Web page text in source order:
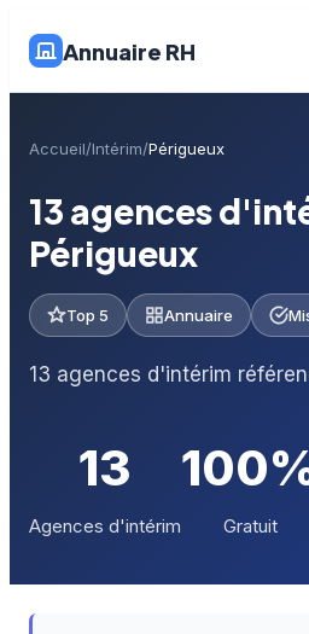
Annuaire RH
Accueil Intérim Périgueux
13 agences
Périgueux
Top 5 Annuaire
13 agences d'intérim
13
Agences d'intérim Gratuit